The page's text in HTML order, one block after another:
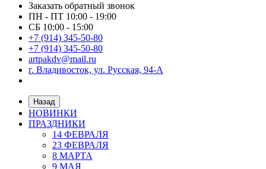
Заказать обратный звонок
ПН - ПТ 10:00 - 19:00
СБ 10:00 - 15:00
+7 (914) 345-50-80
+7 (914) 345-50-80
artpakdv@mail.ru
г. Владивосток, ул. Русская, 94-А
Назад
НОВИНКИ
ПРАЗДНИКИ
14 ФЕВРАЛЯ
23 ФЕВРАЛЯ
8 МАРТА
9 МАЯ